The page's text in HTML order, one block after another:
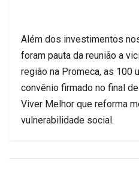
Além dos investimentos
foram pauta da reunião a
região na Promeca, as 100
convênio firmado no final
Viver Melhor que reforma
vulnerabilidade social.